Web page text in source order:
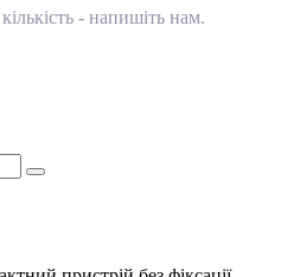
- напишіть нам.